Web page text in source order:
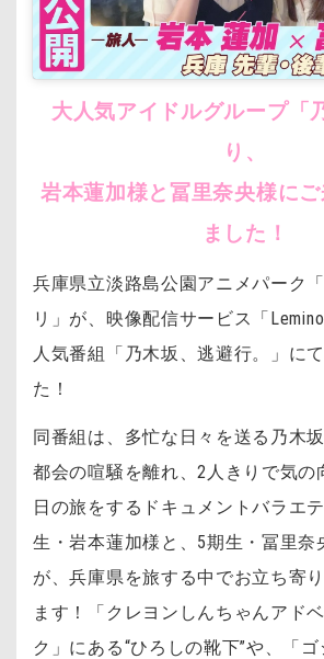
大人気アイドルグループ「
り、
岩本蓮加様と冨里奈央様に
ました！
兵庫県立淡路島公園アニメパーク
リ」が、映像配信サービス「
人気番組「乃木坂、逃避行。」に
た！
同番組は、多忙な日々を送る乃木
都会の喧騒を離れ、2人きりで気の
日の旅をするドキュメントバラエ
生・岩本蓮加様と、5期生・冨里奈
が、兵庫県を旅する中でお立ち寄
ます！「クレヨンしんちゃんアド
ク」にある“ひろしの靴下”や、「ゴ